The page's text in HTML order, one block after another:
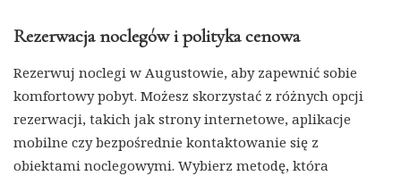
Rezerwacja noclegów i polityka cenowa
Rezerwuj noclegi w Augustowie, aby zapewnić sobie
komfortowy pobyt. Możesz skorzystać z różnych opcji
rezerwacji, takich jak strony internetowe, aplikacje
mobilne czy bezpośrednie kontaktowanie się z
obiektami noclegowymi. Wybierz metodę, która